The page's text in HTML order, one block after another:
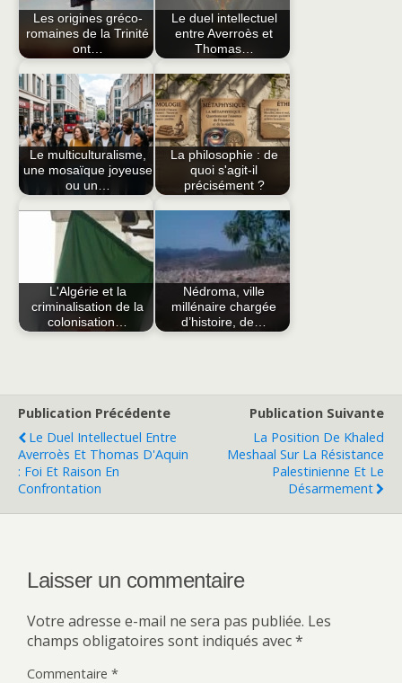
Les origines gréco-
romaines de la Trinité
ont…
Le duel intellectuel
entre Averroès et
Thomas…
Le multiculturalisme,
une mosaïque joyeuse
ou un…
La philosophie : de
quoi s'agit-il
précisément ?
L'Algérie et la
criminalisation de la
colonisation…
Nédroma, ville
millénaire chargée
d’histoire, de…
Publication Précédente
Le Duel Intellectuel Entre
Averroès Et Thomas D'Aquin
: Foi Et Raison En
Confrontation
Publication Suivante
La Position De Khaled
Meshaal Sur La Résistance
Palestinienne Et Le
Désarmement
Laisser un commentaire
Votre adresse e-mail ne sera pas publiée. Les
champs obligatoires sont indiqués avec*
Commentaire *